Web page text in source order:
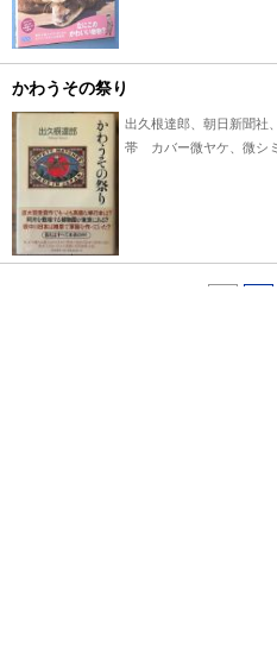
かわうその祭り
出久根達郎、朝日新聞社
帯 カバー微ヤケ、微シ